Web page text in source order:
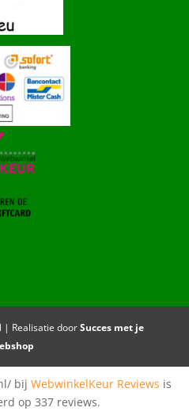
| Realisatie doorSucces met je
bij WebwinkelKeur Reviews is
op 337 reviews.